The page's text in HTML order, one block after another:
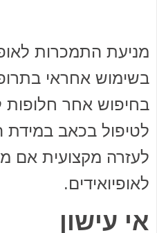
מניעת התמכרות
בשימוש אחראי
בחיפוש אחר חלופות
לטיפול בכאב במידת
לעזרה מקצועית אם
לאופיואידים.
אי עישון